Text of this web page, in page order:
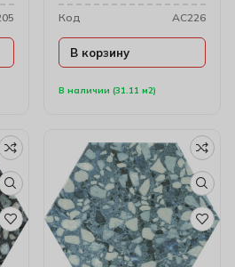
В наличии (31.11 м2)
Код
AC226
В корзину